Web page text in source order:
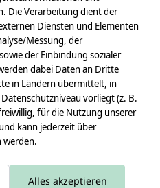
Die Verarbeitung dient der
Diensten und Elementen
Messung, der
der Einbindung sozialer
dabei Daten an Dritte
in Ländern übermittelt, in
vorliegt (z. B.
für die Nutzung unserer
kann jederzeit über
werden.
Alles akzeptieren